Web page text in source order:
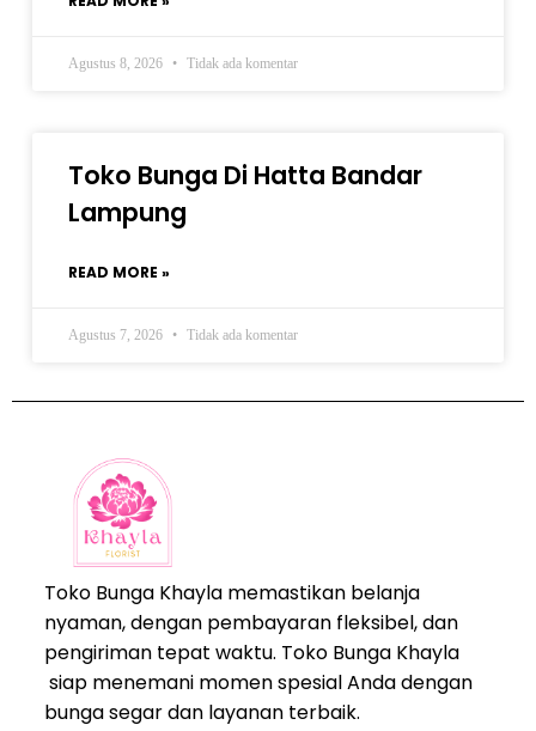
Agustus 8, 2026 Tidak ada komentar
Toko Bunga Di Hatta Bandar
Lampung
READ MORE »
Agustus 7, 2026 Tidak ada komentar
Toko Bunga Khayla memastikan belanja
nyaman, dengan pembayaran fleksibel, dan
pengiriman tepat waktu. Toko Bunga Khayla
siap menemani momen spesial Anda dengan
bunga segar dan layanan terbaik.